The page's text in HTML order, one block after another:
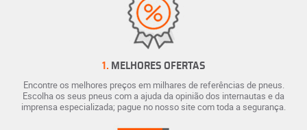
1. MELHORES OFERTAS
Encontre os melhores preços em milhares de referências de pneus.
Escolha os seus pneus com a ajuda da opinião dos internautas e da
imprensa especializada; pague no nosso site com toda a segurança.